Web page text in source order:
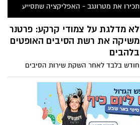
תכירו את מטרונגב - האפליקציה שתסייע
לכם להתמצא בפסטיבל "דרום אדום", האירוע
הכי צבעוני ופורח שמושך מאות אלפי
ישראלים לנגב במשך שישה שבועות ברציפות
לא מדלגת על צמודי קרקע: פרטנר
משיקה את רשת הסיבים האופטים
בלהבים
חודש בלבד לאחר השקת שירות הסיבים
במועצה המקומית עומר: קבוצת התקשורת
פרטנר לא פוסחת על הפריפריה והשיקה
היום באופן רשמי את רשת הסיבים האופטיים
שלה במועצה המקומית "להבים" במעמד שר
התקשורת יועז הנדל.